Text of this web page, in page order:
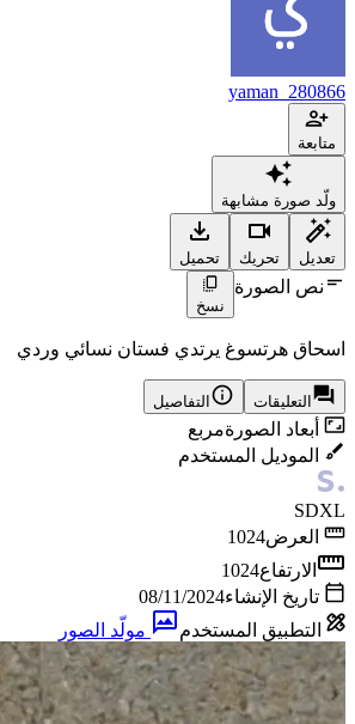
yaman_280866
متابعة
ولّد صورة مشابهة
تعديل تحريك تحميل
نص الصورة
نسخ
اسحاق هرتسوغ يرتدي فستان نسائي وردي
التعليقات التفاصيل
أبعاد الصورةمربع
الموديل المستخدم
SDXL
العرض1024
الارتفاع1024
تاريخ الإنشاء08/11/2024
التطبيق المستخدم
مولّد الصور